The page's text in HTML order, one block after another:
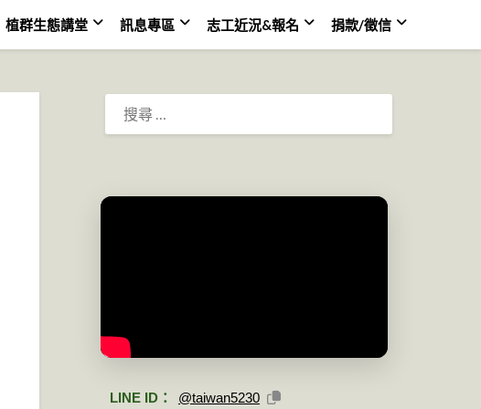
植群生態講堂 訊息專區 志工近況&報名 捐款/徵信
搜
尋：
LINE ID： @taiwan5230